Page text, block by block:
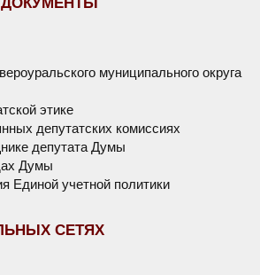
муниципального округа
этике
депутатских комиссиях
депутата Думы
Думы
Единой учетной политики
СЕТЯХ